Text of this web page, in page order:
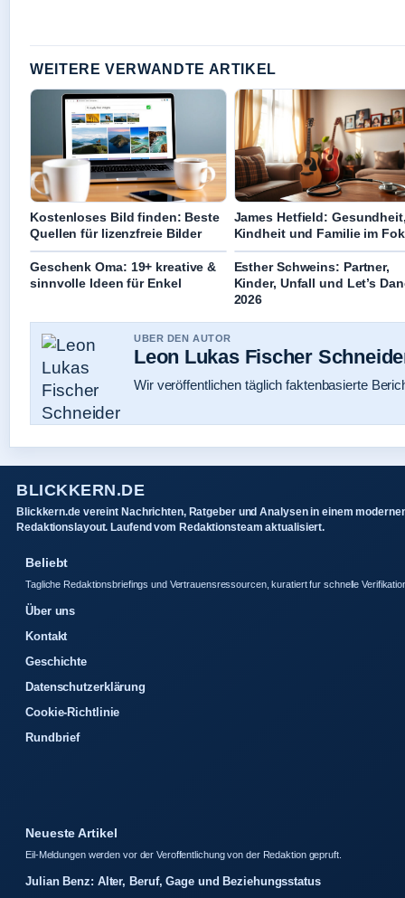
WEITERE VERWANDTE ARTIKEL
Kostenloses Bild finden: Beste
Quellen für lizenzfreie Bilder
James Hetfield:
Kindheit und Familie im
Geschenk Oma: 19+ kreative &
sinnvolle Ideen für Enkel
Esther Schweins: Partner,
Kinder, Unfall und Let’s
2026
UBER DEN AUTOR
Leon Lukas Fischer
Wir veröffentlichen täglich faktenbasierte
BLICKKERN.DE
Blickkern.de vereint Nachrichten, Ratgeber und Analysen in einem
Redaktionslayout. Laufend vom Redaktionsteam aktualisiert.
Beliebt
Tagliche Redaktionsbriefings und Vertrauensressourcen, kuratiert fur schnelle
Über uns
Kontakt
Geschichte
Datenschutzerklärung
Cookie-Richtlinie
Rundbrief
Neueste Artikel
Eil-Meldungen werden vor der Veroffentlichung von der Redaktion gepruft.
Julian Benz: Alter, Beruf, Gage und Beziehungsstatus